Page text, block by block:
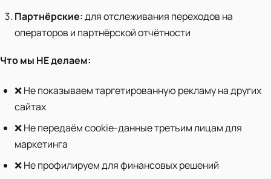
Партнёрские:для отслеживания переходов на
операторов и партнёрской отчётности
Что мы НЕ делаем:
❌ Не показываем таргетированную рекламу на других
сайтах
❌ Не передаём cookie-данные третьим лицам для
маркетинга
❌ Не профилируем для финансовых решений